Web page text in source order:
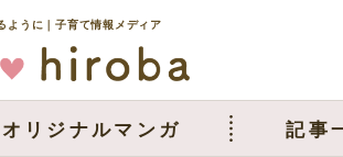
ように｜子育て情報メディア
オリジナルマンガ 記事